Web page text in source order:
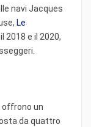
navi Jacques
Le
2018 e il 2020,
offrono un
da quattro